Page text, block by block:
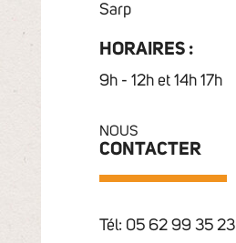
Sarp
HORAIRES :
9h - 12h et 14h 17h
NOUS
CONTACTER
Tél: 05 62 99 35 23